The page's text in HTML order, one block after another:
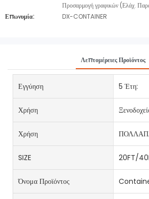
Προσαρμογή γραφικών (Ελάχ.
Επωνυμία:
DX-CONTAINER
Λεπτομέρειες Προϊόντος
Εγγύηση 5 Έτη:
Χρήση
Χρήση
SIZE 20FT/
Όνομα Προϊόντος